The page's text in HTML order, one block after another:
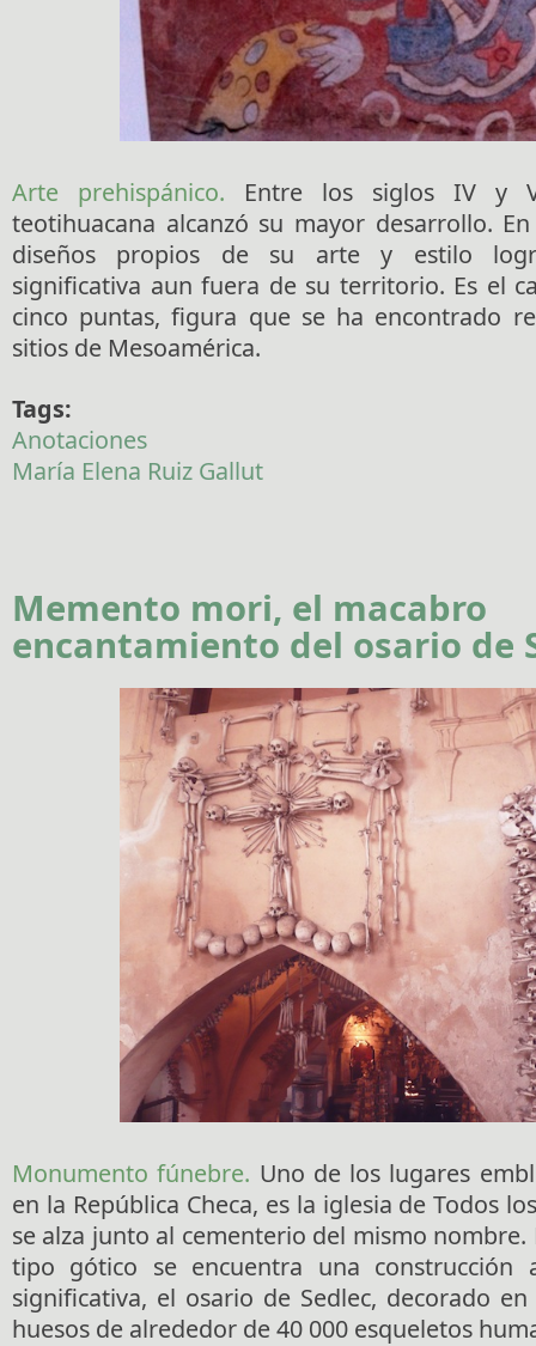
Arte prehispánico. Entre los siglos IV y
teotihuacana alcanzó su mayor desarrollo.
diseños propios de su arte y estilo
significativa aun fuera de su territorio. Es el
cinco puntas, figura que se ha encontrado
sitios de Mesoamérica.
Tags:
Anotaciones
María Elena Ruiz Gallut
Memento mori, el macabro
encantamiento del osario de
Monumento fúnebre. Uno de los lugares
en la República Checa, es la iglesia de Todos
se alza junto al cementerio del mismo
tipo gótico se encuentra una construcción
significativa, el osario de Sedlec, decorado
huesos de alrededor de 40 000 esqueletos